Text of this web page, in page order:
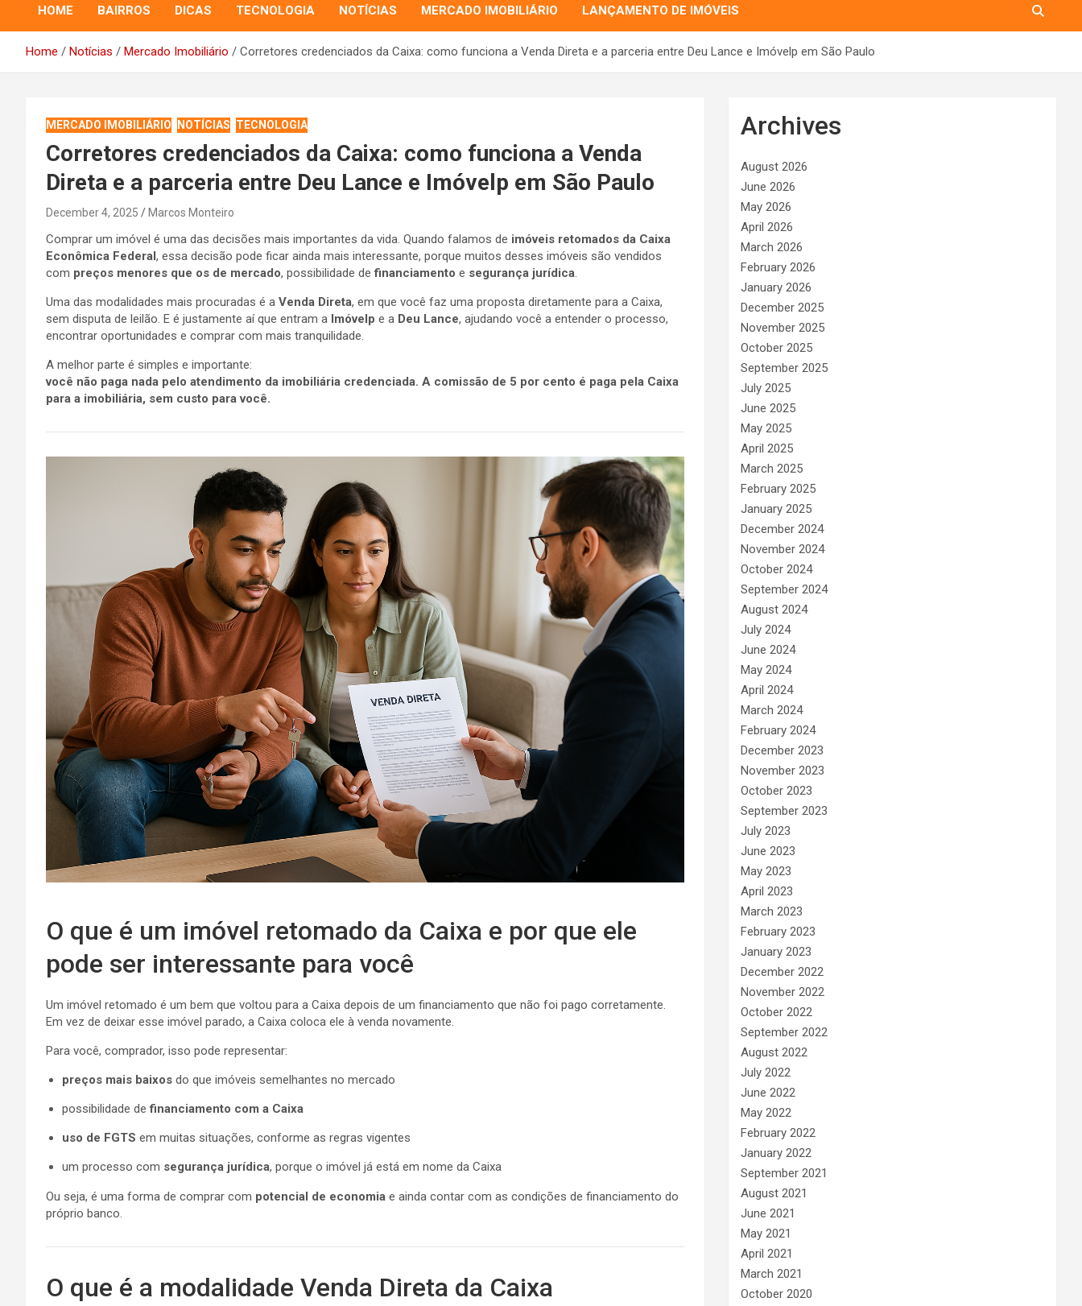
HOME BAIRROS DICAS TECNOLOGIA NOTÍCIAS MERCADO IMOBILIÁRIO LANÇAMENTO DE IMÓVEIS
Home Notícias Mercado Imobiliário Corretores credenciados da Caixa: como funciona a Venda Direta e a parceria entre Deu Lance e Imóvelp em São Paulo
MERCADO IMOBILIÁRIO NOTÍCIAS TECNOLOGIA
Corretores credenciados da Caixa: como funciona a Venda
Direta e a parceria entre Deu Lance e Imóvelp em São Paulo
December 4, 2025 Marcos Monteiro
Comprar um imóvel é uma das decisões mais importantes da vida. Quando falamos de imóveis retomados da Caixa
Econômica Federal, essa decisão pode ficar ainda mais interessante, porque muitos desses imóveis são vendidos
com preços menores que os de mercado, possibilidade definanciamento e segurança jurídica.
Uma das modalidades mais procuradas é a Venda Direta, em que você faz uma proposta diretamente para a Caixa,
sem disputa de leilão. E é justamente aí que entram a Imóvelp e a Deu Lance, ajudando você a entender o processo,
encontrar oportunidades e comprar com mais tranquilidade.
A melhor parte é simples e importante:
você não paga nada pelo atendimento da imobiliária credenciada. A comissão de 5 por cento é paga pela Caixa
para a imobiliária, sem custo para você.
O que é um imóvel retomado da Caixa e por que ele
pode ser interessante para você
Um imóvel retomado é um bem que voltou para a Caixa depois de um financiamento que não foi pago corretamente.
Em vez de deixar esse imóvel parado, a Caixa coloca ele à venda novamente.
Para você, comprador, isso pode representar:
preços mais baixos do que imóveis semelhantes no mercado
possibilidade definanciamento com a Caixa
uso de FGTS em muitas situações, conforme as regras vigentes
um processo com segurança jurídica, porque o imóvel já está em nome da Caixa
Ou seja, é uma forma de comprar com potencial de economia e ainda contar com as condições de financiamento do
próprio banco.
O que é a modalidade Venda Direta da Caixa
Archives
August 2026
June 2026
May 2026
April 2026
March 2026
February 2026
January 2026
December 2025
November 2025
October 2025
September 2025
July 2025
June 2025
May 2025
April 2025
March 2025
February 2025
January 2025
December 2024
November 2024
October 2024
September 2024
August 2024
July 2024
June 2024
May 2024
April 2024
March 2024
February 2024
December 2023
November 2023
October 2023
September 2023
July 2023
June 2023
May 2023
April 2023
March 2023
February 2023
January 2023
December 2022
November 2022
October 2022
September 2022
August 2022
July 2022
June 2022
May 2022
February 2022
January 2022
September 2021
August 2021
June 2021
May 2021
April 2021
March 2021
October 2020